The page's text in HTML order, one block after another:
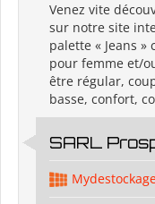
Venez vite
sur notre site
palette « Jeans
pour femme et/
être régular,
basse, confort,
SARL